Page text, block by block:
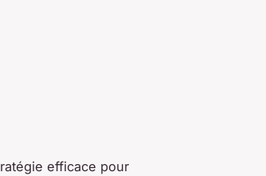
efficace pour